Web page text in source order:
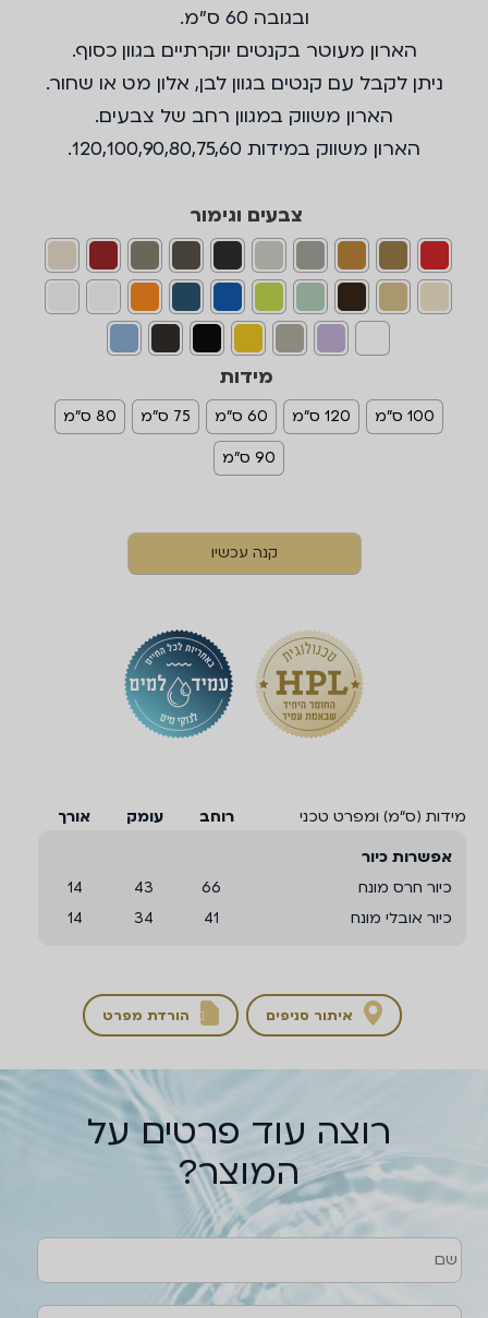
ובגובה 60 ס"מ.
הארון מעוטר בקנטים יוקרתיים בגוון כסוף.
ניתן לקבל עם קנטים בגוון לבן, אלון מט או שחור.
הארון משווק במגוון רחב של צבעים.
הארון משווק במידות 120,100,90,80,75,60.
צבעים וגימור
מידות
100 ס"מ 120 ס"מ 60 ס"מ 75 ס"מ
80 ס"מ
90 ס"מ
קנה עכשיו
רוצה עוד פרטים על
המוצר?
שם
הודעה
דוא''ל
טלפון
מידות (ס“מ) ומפרט טכני רוחב עומק
אורך
אפשרות כיור
כיור חרס מונח
66
43
14
כיור אובלי מונח
41
34
14
איתור סניפים  הורדת מפרט